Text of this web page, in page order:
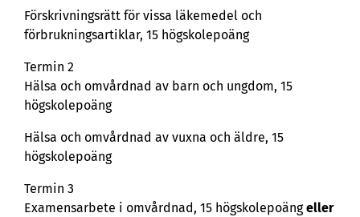
Förskrivningsrätt för vissa läkemedel och
förbrukningsartiklar, 15 högskolepoäng
Termin 2
Hälsa och omvårdnad av barn och ungdom, 15
högskolepoäng
Hälsa och omvårdnad av vuxna och äldre, 15
högskolepoäng
Termin 3
Examensarbete i omvårdnad, 15 högskolepoängeller